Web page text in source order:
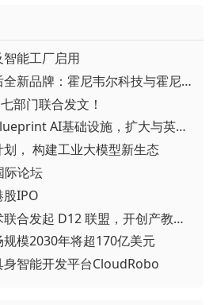
能工厂启用
▪ 霍尼韦尔发布分拆后全新品牌：霍尼韦尔科技与霍尼韦尔航空航天
部门联合发文！
▪ ABB通过集成DSX Blueprint AI基础设施，扩大与英伟达的合作
， 构建工业大模型新生态
际论坛
股IPO
▪ 重磅官宣！汇川技术联合发起 D12 联盟，开创产教融合新范式
模2030年将超170亿美元
身智能开发平台CloudRobo